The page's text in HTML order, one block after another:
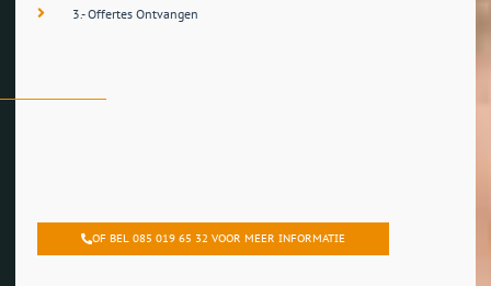
3.- Offertes Ontvangen
OF BEL 085 019 65 32 VOOR MEER INFORMATIE